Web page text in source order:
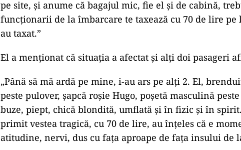
pe site, și anume că bagajul mic, fie el și de cabină,
funcționarii de la îmbarcare te taxează cu 70 de lire pe
au taxat.”
El a menționat că situația a afectat și alți doi pasageri
„Până să mă ardă pe mine, i-au ars pe alți 2. El,
peste pulover, șapcă roșie Hugo, poșetă masculină
buze, piept, chică blondită, umflată și în fizic și în
primit vestea tragică, cu 70 de lire, au înțeles că e
atitudine, nervi, dus cu fața aproape de fața insului de